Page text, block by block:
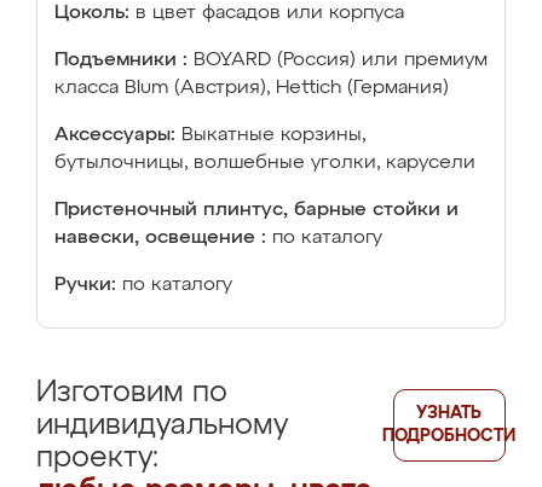
Цоколь: в цвет фасадов или корпуса
Подъемники : BOYARD (Россия) или премиум
класса Blum (Австрия), Hettich (Германия)
Аксессуары: Выкатные корзины,
бутылочницы, волшебные уголки, карусели
Пристеночный плинтус, барные стойки и
навески, освещение : по каталогу
Ручки: по каталогу
Изготовим по
индивидуальному
проекту:
УЗНАТЬ
ПОДРОБНОСТИ